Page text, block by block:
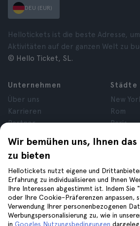
Wir bemühen uns, Ihnen
zu bieten
Hellotickets nutzt eigene und
Erfahrung zu individualisieren und Ihnen
Ihre Interessen abgestimmt ist. Indem Sie
oder Ihre Cookie-Präferenzen anpassen,
Verwendung Ihrer personenbezogenen
Werbungspersonalisierung zu, wie in
in Googles Nutzungsbedingungen
DEU (EUR)
Hellotickets ist die beste Adresse,
Aktivitäten auf der ganzen Welt zu
© Hello Ticket, SL.
Unternehmen
Über uns
Karrieren
Partner
Datenschutz
Allgemeine
Geschäftsbedingungen
Cookies
Impressum
Städte
New
Rom
Paris
Granada
Hilfe Folge